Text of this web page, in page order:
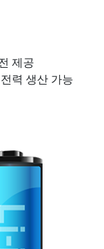
제공
력 생산 가능